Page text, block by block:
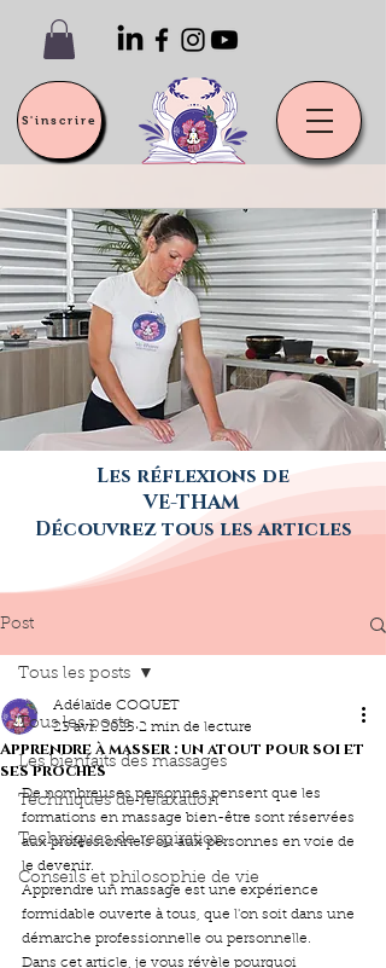
S'inscrire
Les réflexions de
VE-THAM
Découvrez tous les articles
Post
Tous les posts
Les bienfaits des massages
Techniques de relaxation
Techniques de respiration
Conseils et philosophie de vie
Tous les posts
Apprendre à masser : un atout pour soi et
ses proches
Adélaïde COQUET
23 avr. 2025 2 min de lecture
De nombreuses personnes pensent que les
formations en massage bien-être sont réservées
aux professionnels ou aux personnes en voie de
le devenir.
Apprendre un massage est une expérience
formidable ouverte à tous, que l'on soit dans une
démarche professionnelle ou personnelle.
Dans cet article, je vous révèle pourquoi